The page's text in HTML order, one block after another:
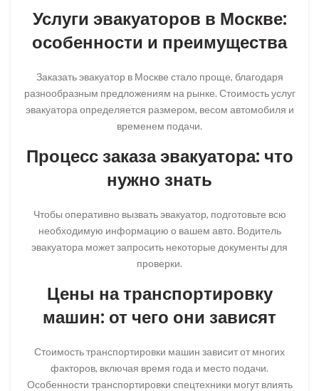
Услуги эвакуаторов в Москве:
особенности и преимущества
Заказать эвакуатор в Москве стало проще, благодаря
разнообразным предложениям на рынке. Стоимость услуг
эвакуатора определяется размером, весом автомобиля и
временем подачи.
Процесс заказа эвакуатора: что
нужно знать
Чтобы оперативно вызвать эвакуатор, подготовьте всю
необходимую информацию о вашем авто. Водитель
эвакуатора может запросить некоторые документы для
проверки.
Цены на транспортировку
машин: от чего они зависят
Стоимость транспортировки машин зависит от многих
факторов, включая время года и место подачи.
Особенности транспортировки спецтехники могут влиять